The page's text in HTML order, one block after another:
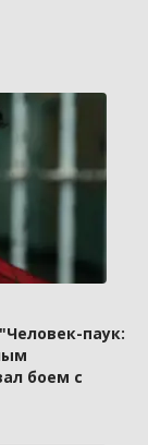
паук:
боем с